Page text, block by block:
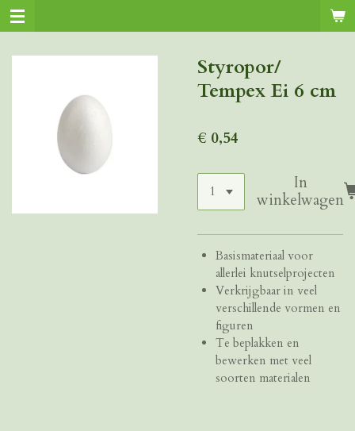
Ga
direct
Styropor/
Tempex Ei 6 cm
€ 0,54
In
winkelwagen
Basismateriaal voor
allerlei knutselprojecten
Verkrijgbaar in veel
verschillende vormen en
figuren
Te beplakken en
bewerken met veel
soorten materialen